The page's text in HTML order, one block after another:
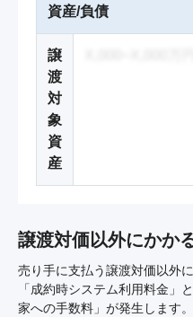
資産/負債
譲
渡
対
象
資
産
譲渡対価以外にかか
売り手に支払う譲渡対価以外
「成約時システム利用料金」
家への手数料」が発生します。